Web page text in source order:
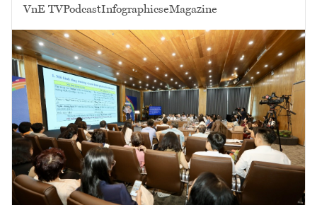
VnE TVPodcastInfographicseMagazine